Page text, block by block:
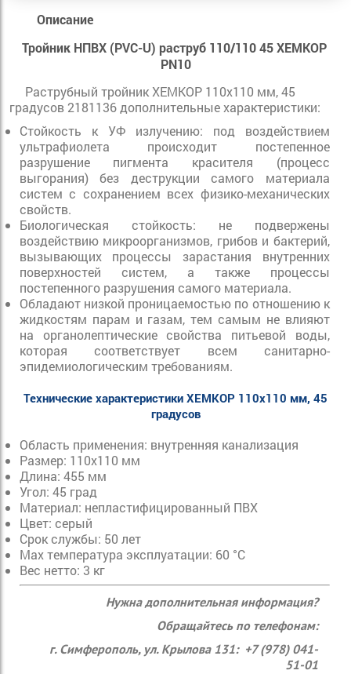
Описание
Тройник НПВХ (PVC-U) раструб 110/110 45 ХЕМКОР
PN10
Раструбный тройник ХЕМКОР 110х110 мм, 45
градусов 2181136 дополнительные характеристики:
Стойкость к УФ излучению: под воздействием
ультрафиолета происходит постепенное
разрушение пигмента красителя (процесс
выгорания) без деструкции самого материала
систем с сохранением всех физико-механических
свойств.
Биологическая стойкость: не подвержены
воздействию микроорганизмов, грибов и бактерий,
вызывающих процессы зарастания внутренних
поверхностей систем, а также процессы
постепенного разрушения самого материала.
Обладают низкой проницаемостью по отношению к
жидкостям парам и газам, тем самым не влияют
на органолептические свойства питьевой воды,
которая соответствует всем санитарно-
эпидемиологическим требованиям.
Технические характеристики ХЕМКОР 110х110 мм, 45
градусов
Область применения: внутренняя канализация
Размер: 110х110 мм
Длина: 455 мм
Угол: 45 град
Материал: непластифицированный ПВХ
Цвет: серый
Срок службы: 50 лет
Max температура эксплуатации: 60 °С
Вес нетто: 3 кг
Нужна дополнительная информация?
Обращайтесь по телефонам:
г. Симферополь, ул. Крылова 131: +7 (978) 041-
51-01